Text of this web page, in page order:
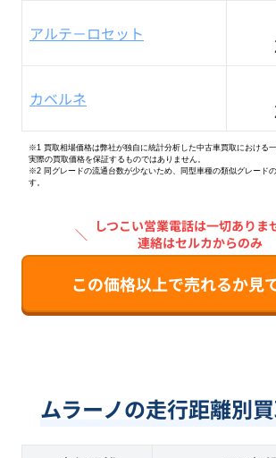
アルテ－ロセット
カベルネ
※1 買取相場価格は弊社が独自に統計分析した中古車買取における一
実際の買取価格を保証するものではありません。
※2 同グレードの流通台数が少ないため、同型車種の類似グレード
す。
＼ しつこい営業電話は一切ありま
連絡はセルカからのみ
この価格以上で売れるか見
ムラーノの走行距離別